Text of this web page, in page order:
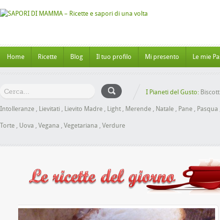
Home Ricette Blog Il tuo profilo Mi presento Le mie
I Pianeti del Gusto:
Intolleranze , Lievitati , Lievito Madre , Light , Merende , Natale , Pane , Pasqua
Torte , Uova , Vegana , Vegetariana , Verdure
Miele senza